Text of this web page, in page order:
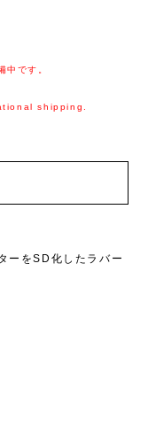
中です。
shipping.
ーをSD化したラバー